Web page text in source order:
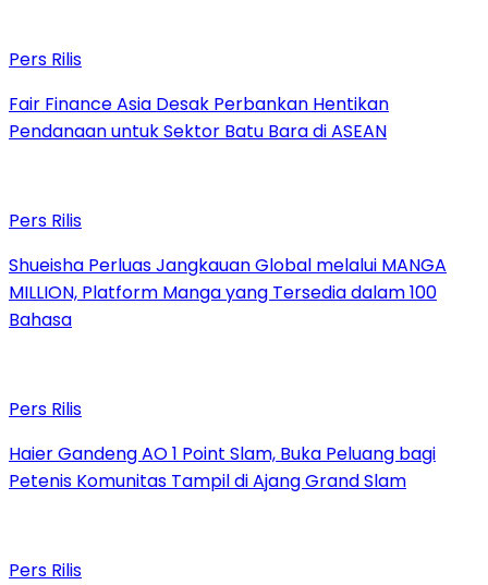
Pers Rilis
Fair Finance Asia Desak Perbankan Hentikan
Pendanaan untuk Sektor Batu Bara di ASEAN
Pers Rilis
Shueisha Perluas Jangkauan Global melalui MANGA
MILLION, Platform Manga yang Tersedia dalam 100
Bahasa
Pers Rilis
Haier Gandeng AO 1 Point Slam, Buka Peluang bagi
Petenis Komunitas Tampil di Ajang Grand Slam
Pers Rilis